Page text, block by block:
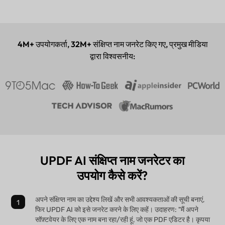
4M+उपयोगकर्ता,32M+संक्षिप्त नाम जनरेट किए गए, प्रमुख मीडिया
द्वारा विश्वसनीय:
UPDF AI संक्षिप्त नाम जनरेटर का
उपयोग कैसे करें?
अपने संक्षिप्त नाम का उद्देश्य लिखें और सभी आवश्यकताओं की सूची बनाएं,
फिर UPDF AI को इसे जनरेट करने के लिए कहें। उदाहरण: "मैं अपने
सॉफ़्टवेयर के लिए एक नाम बना रहा/रही हूं, जो एक PDF एडिटर है। कृपया